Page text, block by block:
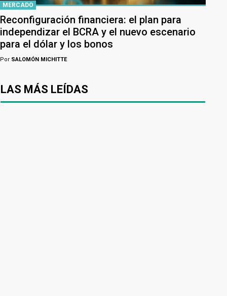
MERCADO
Reconfiguración financiera: el plan para
independizar el BCRA y el nuevo escenario
para el dólar y los bonos
Por SALOMÓN MICHITTE
LAS MÁS LEÍDAS